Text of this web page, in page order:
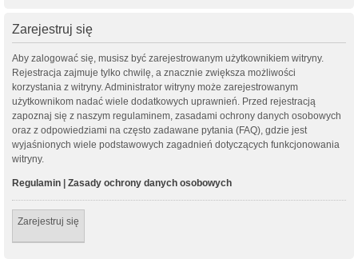
Zarejestruj się
Aby zalogować się, musisz być zarejestrowanym użytkownikiem witryny.
Rejestracja zajmuje tylko chwilę, a znacznie zwiększa możliwości
korzystania z witryny. Administrator witryny może zarejestrowanym
użytkownikom nadać wiele dodatkowych uprawnień. Przed rejestracją
zapoznaj się z naszym regulaminem, zasadami ochrony danych osobowych
oraz z odpowiedziami na często zadawane pytania (FAQ), gdzie jest
wyjaśnionych wiele podstawowych zagadnień dotyczących funkcjonowania
witryny.
Regulamin | Zasady ochrony danych osobowych
Zarejestruj się